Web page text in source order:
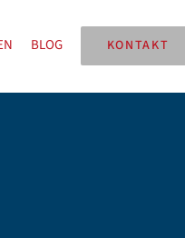
BLOG KONTAKT